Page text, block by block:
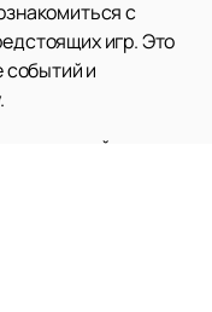
с
игр. Это
событий и